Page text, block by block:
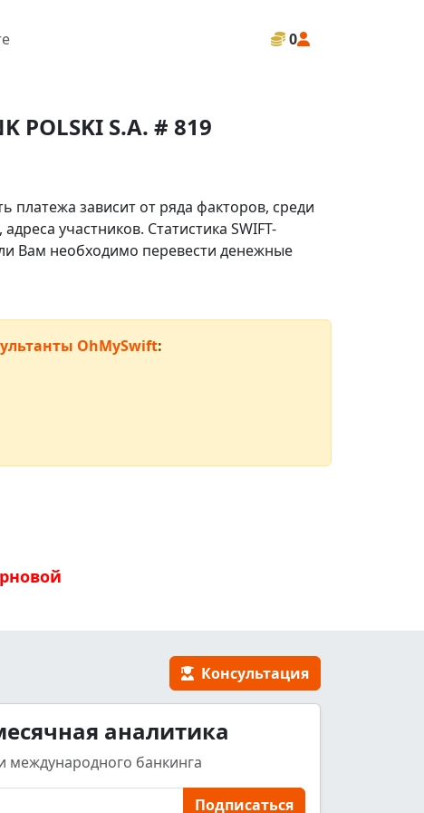
0
S.A. # 819
платежа зависит от ряда факторов, среди
участников. Статистика SWIFT-
Вам необходимо перевести денежные
OhMySwift:
Консультация
аналитика
международного банкинга
Подписаться